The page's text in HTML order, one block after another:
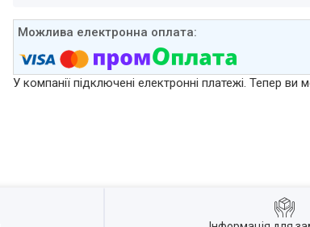
У компанії підключені електронні платежі. Тепер